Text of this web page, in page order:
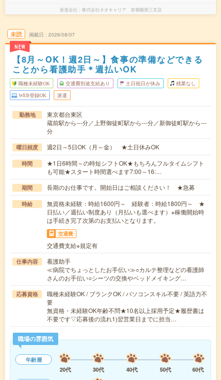
派遣会社 株式会社ネオキャリア 首都圏第三支店
未読
NEW
掲載日 2026/08/07
【8月～OK！週2日～】食事の準備などできる
ことから看護助手＊週払いOK
職種未経験OK 交通費別途支給あり 土日祝日が休み 残業なし
WEB登録OK 派遣
勤務地
東京都台東区
蔵前駅から---分／上野御徒町駅から---分／新御徒町駅から---
分
曜日頻度 週2日～5日OK（月～金） ★土日休みOK
時間
★1日6時間～の時短シフトOK★もちろんフルタイムシフト
も可能★スタート時間選べます7:00～16:…
期間 長期のお仕事です。開始日はご相談ください！ ★急募
時給
無資格未経験：時給1600円～ 経験者：時給1800円～ ★
日払い／週払い制度あり（月払いも選べます）※稼働開始時
は手続き完了次第のお支払いとなります。
交通費
交通費支給※規定有
仕事内容
看護助手
≪病院でちょっとしたお手伝い≫○カルテ整理などの看護師
さんのお手伝い○シーツの交換やベッドメイキング…
応募資格
職種未経験OK / ブランクOK / パソコンスキル不要 / 英語力不
要
無資格・未経験OK年齢不問★10名以上採用予定★履歴書は
不要です▽応募後の流れ1)翌営業日までに担当…
職場の雰囲気
年齢層
20代
30代 40代 50代
60代